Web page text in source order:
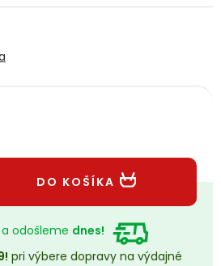
údajov
Registrace
DO KOŠÍKA
a odošleme dnes!
pri výbere dopravy na výdajné